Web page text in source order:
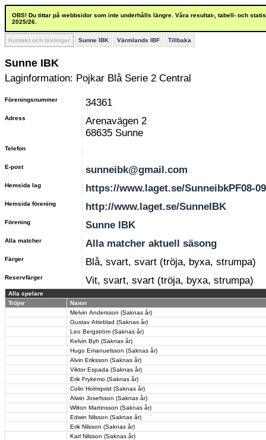
OBS! Du tittar på webbsidor som inte underhålls längre. Våra resultat-, tabell- och
2025/26.
Kontakt och tävlingar Sunne IBK Värmlands IBF Tillbaka
Sunne IBK
Laginformation: Pojkar Blå Serie 2 Central
Föreningsnummer 34361
Adress
Arenavägen 2
68635 Sunne
Telefon
E-post sunneibk@gmail.com
Hemsida lag https://www.laget.se/SunneibkPF08-09
Hemsida förening http://www.laget.se/SunneIBK
Förening Sunne IBK
Alla matcher Alla matcher aktuell säsong
Färger Blå, svart, svart (tröja, byxa, strumpa)
Reservfärger Vit, svart, svart (tröja, byxa, strumpa)
Alla spelare
Tröjnr
Namn
Melvin Andersson (Saknas år)
Gustav Atteblad (Saknas år)
Leo Bergström (Saknas år)
Kelvin Byh (Saknas år)
Hugo Emanuelsson (Saknas år)
Alvin Eriksson (Saknas år)
Viktor Espada (Saknas år)
Erik Frykemo (Saknas år)
Colin Holmqvist (Saknas år)
Alwin Josefsson (Saknas år)
Wilton Martinsson (Saknas år)
Edwin Nilsson (Saknas år)
Erik Nilsson (Saknas år)
Karl Nilsson (Saknas år)